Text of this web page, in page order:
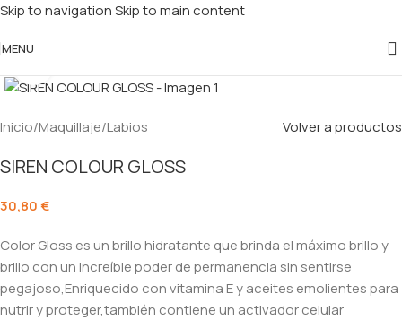
Skip to navigationSkip to main content
MENU
Inicio/Maquillaje/Labios Volver a productos
SIREN COLOUR GLOSS
30,80€
Color Gloss es un brillo hidratante que brinda el máximo brillo y
brillo con un increíble poder de permanencia sin sentirse
pegajoso,Enriquecido con vitamina E y aceites emolientes para
nutrir y proteger,también contiene un activador celular